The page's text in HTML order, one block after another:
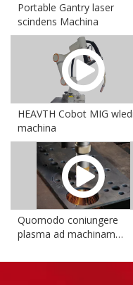
Portable Gantry laser
scindens Machina
HEAVTH Cobot MIG
machina
Quomodo coniungere
plasma ad machinam